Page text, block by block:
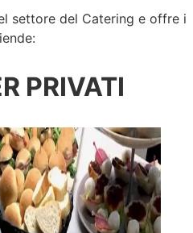
settore del Catering e offre i
PRIVATI